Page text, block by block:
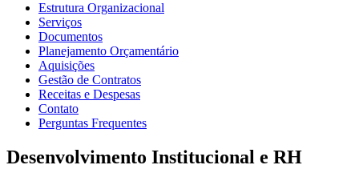
Estrutura Organizacional
Serviços
Documentos
Planejamento Orçamentário
Aquisições
Gestão de Contratos
Receitas e Despesas
Contato
Perguntas Frequentes
Desenvolvimento Institucional e RH